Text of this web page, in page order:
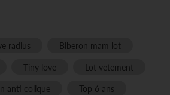
radius
Biberon mam lot
Tiny love
Lot vetement
anti colique
Top 6 ans